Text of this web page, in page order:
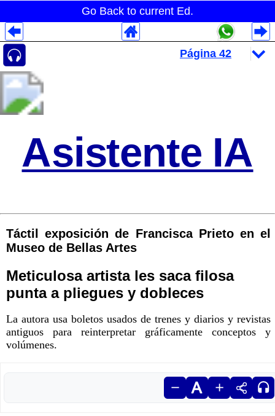
Go Back to current Ed.
Asistente IA
Táctil exposición de Francisca Prieto en el
Museo de Bellas Artes
Meticulosa artista les saca filosa
punta a pliegues y dobleces
La autora usa boletos usados de trenes y diarios y revistas
antiguos para reinterpretar gráficamente conceptos y
volúmenes.
Despliegues Analytics
Despliegues Totales
Despliegues por Rubros